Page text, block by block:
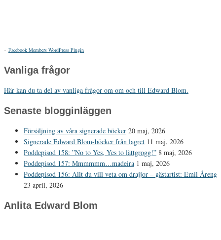
- Facebook Members WordPress Plugin
Vanliga frågor
Här kan du ta del av vanliga frågor om om och till Edward Blom.
Senaste blogginläggen
Försäljning av våra signerade böcker 20 maj, 2026
Signerade Edward Blom-böcker från lagret 11 maj, 2026
Poddepisod 158: ”No to Yes, Yes to lättgrogg!” 8 maj, 2026
Poddepisod 157: Mmmmmm…madeira 1 maj, 2026
Poddepisod 156: Allt du vill veta om drajjor – gästartist: Emil Åreng
23 april, 2026
Anlita Edward Blom